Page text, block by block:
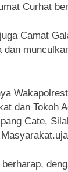
Curhat
Camat
dan
dan Tokoh
Cate,
berharap,